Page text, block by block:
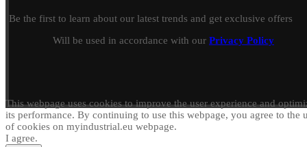
Be the first to learn about our latest trends and get exclusive offers
Will be used in accordance with our Privacy Policy
This webpage uses cookies to improve the user experience and
its performance. By continuing to use this webpage, you agree to the
of cookies on myindustrial.eu webpage.
I agree.